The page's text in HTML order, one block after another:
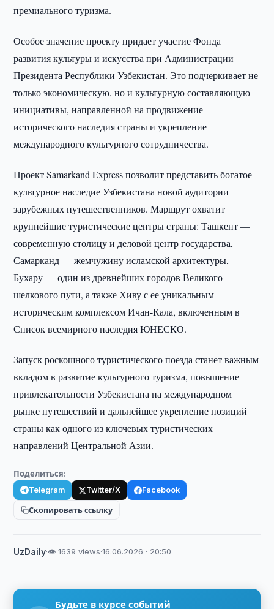
премиального туризма.
Особое значение проекту придает участие Фонда
развития культуры и искусства при Администрации
Президента Республики Узбекистан. Это подчеркивает не
только экономическую, но и культурную составляющую
инициативы, направленной на продвижение
исторического наследия страны и укрепление
международного культурного сотрудничества.
Проект Samarkand Express позволит представить богатое
культурное наследие Узбекистана новой аудитории
зарубежных путешественников. Маршрут охватит
крупнейшие туристические центры страны: Ташкент —
современную столицу и деловой центр государства,
Самарканд — жемчужину исламской архитектуры,
Бухару — один из древнейших городов Великого
шелкового пути, а также Хиву с ее уникальным
историческим комплексом Ичан-Кала, включенным в
Список всемирного наследия ЮНЕСКО.
Запуск роскошного туристического поезда станет важным
вкладом в развитие культурного туризма, повышение
привлекательности Узбекистана на международном
рынке путешествий и дальнейшее укрепление позиций
страны как одного из ключевых туристических
направлений Центральной Азии.
Поделиться:
Telegram Twitter/X Facebook
Скопировать ссылку
UzDaily·👁 1639 views·16.06.2026 · 20:50
Будьте в курсе событий